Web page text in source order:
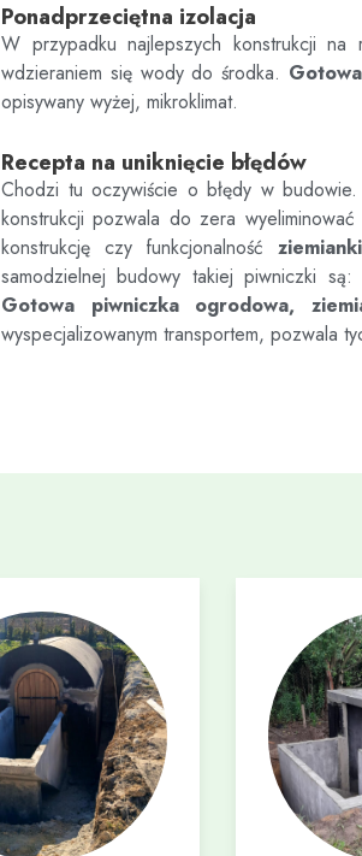
Ponadprzeciętna izolacja
W przypadku najlepszych konstrukcji
wdzieraniem się wody do środka.
opisywany wyżej, mikroklimat.
Recepta na uniknięcie błędów
Chodzi tu oczywiście o błędy w budowie.
konstrukcji pozwala do zera
konstrukcję czy funkcjonalność
samodzielnej budowy takiej piwniczki
Gotowa piwniczka ogrodowa,
wyspecjalizowanym transportem, pozwala